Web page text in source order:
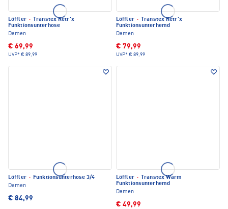
Löffler ·
Transtex Retr'x
Funktionsunterhose
Damen
€ 69,99
UVP* € 89,99
Löffler ·
Transtex Retr'x
Funktionsunterhemd
Damen
€ 79,99
UVP* € 89,99
Löffler · Funktionsunterhose 3/4
Damen
€ 84,99
Löffler ·
Transtex Warm
Funktionsunterhemd
Damen
€ 49,99